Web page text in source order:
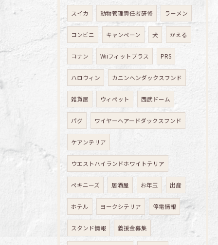
スイカ 動物管理責任者研修 ラーメン
コンビニ キャンペーン 犬 かえる
コナン Wiiフィットプラス PRS
ハロウィン カニンヘンダックスフンド
雑貨屋 ウィペット 西武ドーム
パグ ワイヤーヘアードダックスフンド
ケアンテリア
ウエストハイランドホワイトテリア
ペキニーズ 居酒屋 お年玉 出産
ホテル ヨークシテリア 停電情報
スタンド情報 義援金募集